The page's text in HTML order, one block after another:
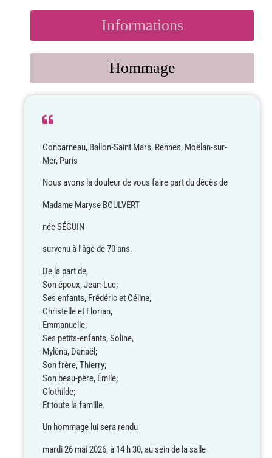
Informations
Hommage
Concarneau, Ballon-Saint Mars, Rennes, Moëlan-sur-
Mer, Paris
Nous avons la douleur de vous faire part du décès de
Madame Maryse BOULVERT
née SÉGUIN
survenu à l'âge de 70 ans.
De la part de,
Son époux, Jean-Luc;
Ses enfants, Frédéric et Céline,
Christelle et Florian,
Emmanuelle;
Ses petits-enfants, Soline,
Myléna, Danaël;
Son frère, Thierry;
Son beau-père, Émile;
Clothilde;
Et toute la famille.
Un hommage lui sera rendu
mardi 26 mai 2026, à 14 h 30, au sein de la salle